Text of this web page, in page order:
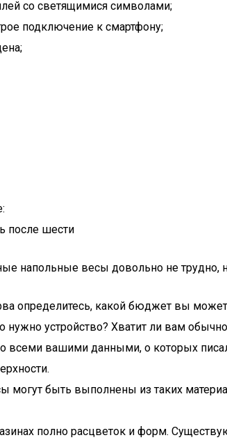
со светящимися символами;
подключение к смартфону;
после шести
напольные весы довольно не трудно,
определитесь, какой бюджет вы
нужно устройство? Хватит ли вам
всеми вашими данными, о которых
могут быть выполнены из таких
полно расцветок и форм.